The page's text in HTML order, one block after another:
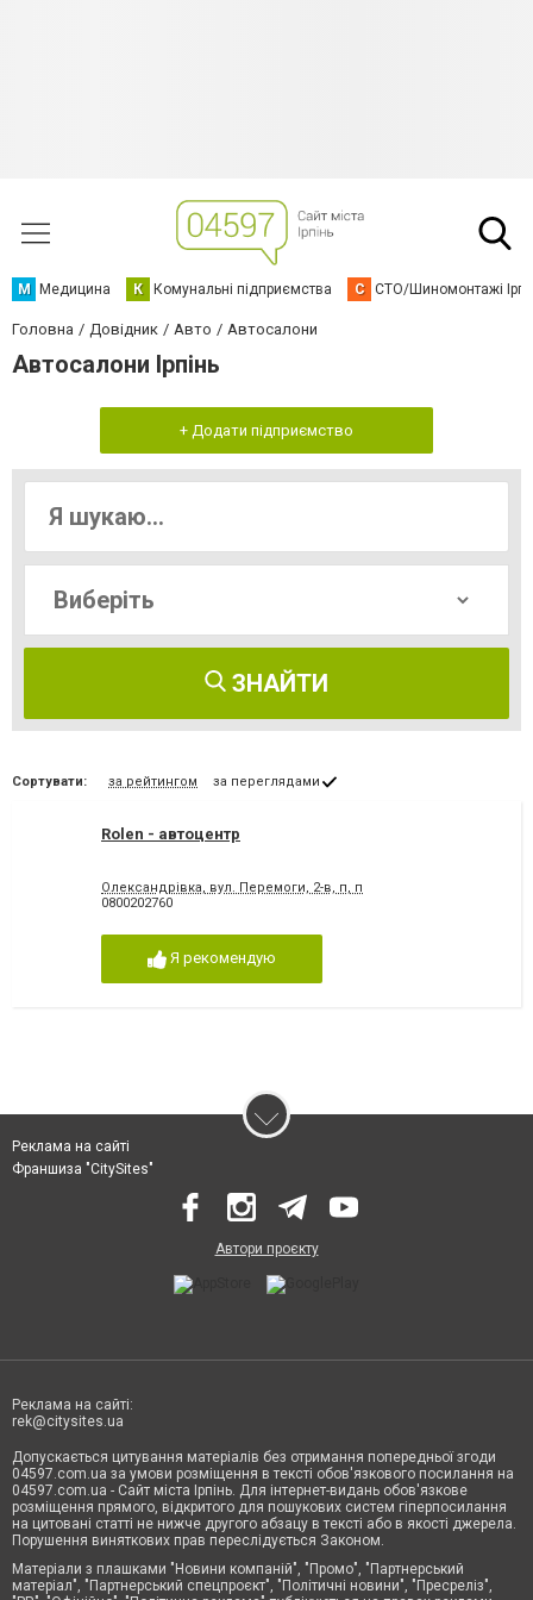
М Медицина К Комунальні підприємства С СТО/Шиномонтажі
Головна Довідник Авто Автосалони
Автосалони Ірпінь
+ Додати підприємство
ЗНАЙТИ
Сортувати: за рейтингом за переглядами
Rolen - автоцентр
Олександрівка, вул. Перемоги, 2-в, п, п
0800202760
Я рекомендую
Реклама на сайті
Франшиза "CitySites"
Автори проєкту
Реклама на сайті:
rek@citysites.ua
Допускається цитування матеріалів без отримання попередньої згоди
04597.com.ua за умови розміщення в тексті обов'язкового посилання на
04597.com.ua - Сайт міста Ірпінь. Для інтернет-видань обов'язкове
розміщення прямого, відкритого для пошукових систем гіперпосилання
на цитовані статті не нижче другого абзацу в тексті або в якості джерела.
Порушення виняткових прав переслідується Законом.
Матеріали з плашками "Новини компаній", "Промо", "Партнерський
матеріал", "Партнерський спецпроєкт", "Політичні новини", "Пресреліз",